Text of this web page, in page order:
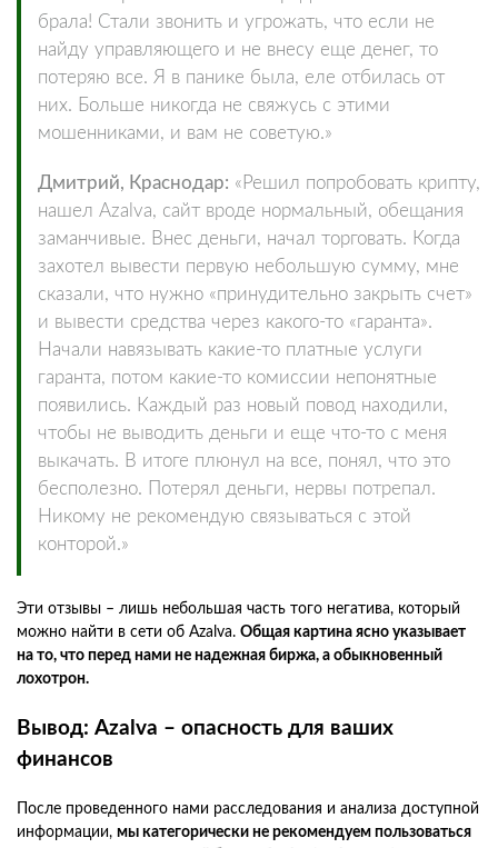
брала! Стали звонить и угрожать, что если не
найду управляющего и не внесу еще денег, то
потеряю все. Я в панике была, еле отбилась от
них. Больше никогда не свяжусь с этими
мошенниками, и вам не советую.»
Дмитрий, Краснодар: «Решил попробовать крипту,
нашел Azalva, сайт вроде нормальный, обещания
заманчивые. Внес деньги, начал торговать. Когда
захотел вывести первую небольшую сумму, мне
сказали, что нужно «принудительно закрыть счет»
и вывести средства через какого-то «гаранта».
Начали навязывать какие-то платные услуги
гаранта, потом какие-то комиссии непонятные
появились. Каждый раз новый повод находили,
чтобы не выводить деньги и еще что-то с меня
выкачать. В итоге плюнул на все, понял, что это
бесполезно. Потерял деньги, нервы потрепал.
Никому не рекомендую связываться с этой
конторой.»
Эти отзывы – лишь небольшая часть того негатива, который
можно найти в сети об Azalva. Общая картина ясно указывает
на то, что перед нами не надежная биржа, а обыкновенный
лохотрон.
Вывод: Azalva – опасность для ваших
финансов
После проведенного нами расследования и анализа доступной
информации, мы категорически не рекомендуем пользоваться